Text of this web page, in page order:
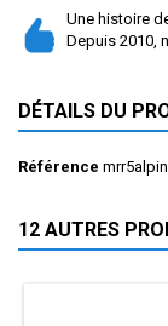
Une histoire
Depuis 2010,
DÉTAILS DU
Référence
12 AUTRES